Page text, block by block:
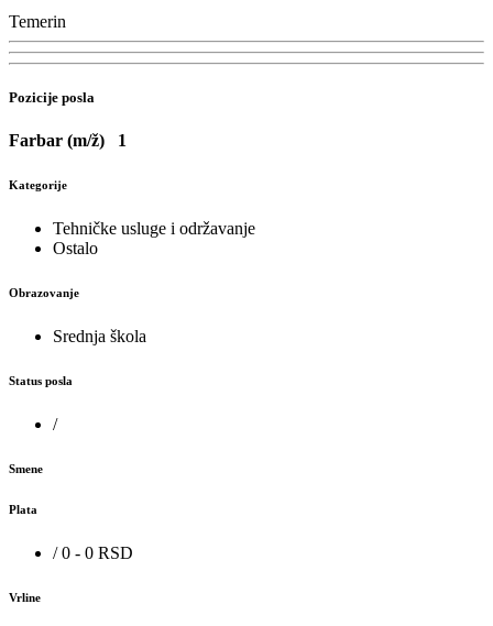
Temerin
Pozicije posla
Farbar (m/ž) 1
Kategorije
Tehničke usluge i održavanje
Ostalo
Obrazovanje
Srednja škola
Status posla
/
Smene
Plata
/ 0 - 0 RSD
Vrline